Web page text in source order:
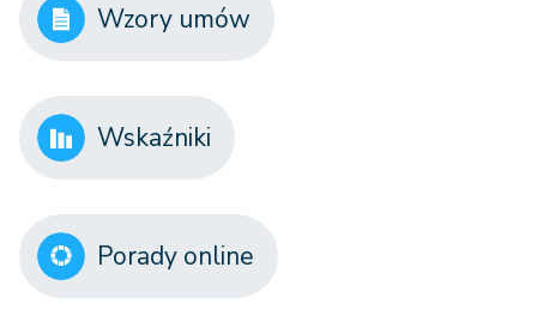
Wzory umów
Wskaźniki
Porady online